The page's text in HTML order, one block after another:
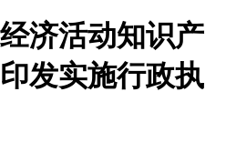
济活动知识产
发实施行政执